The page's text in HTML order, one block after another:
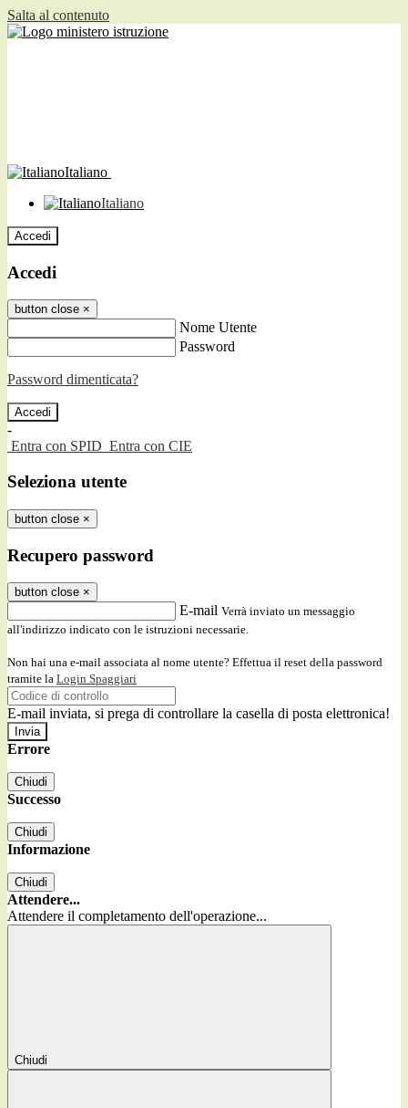
Salta al contenuto
Italiano
Italiano
Accedi
Accedi
button close ×
Nome Utente
Password
Password dimenticata?
-
Entra con SPID Entra con CIE
Seleziona utente
button close ×
Recupero password
button close ×
E-mail Verrà inviato un messaggio
all'indirizzo indicato con le istruzioni necessarie.
Non hai una e-mail associata al nome utente? Effettua il reset della password
tramite la Login Spaggiari
E-mail inviata, si prega di controllare la casella di posta elettronica!
Errore
Chiudi
Successo
Chiudi
Informazione
Chiudi
Attendere...
Attendere il completamento dell'operazione...
Chiudi